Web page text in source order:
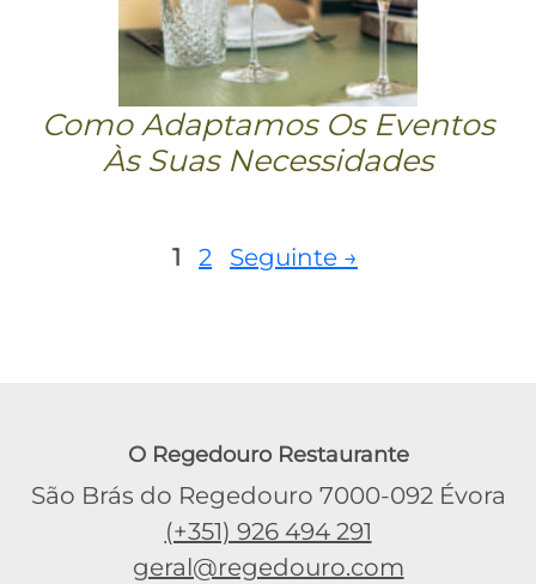
Como Adaptamos Os Eventos
Às Suas Necessidades
Página
1 Página
2 Seguinte →
O Regedouro Restaurante
São Brás do Regedouro 7000-092 Évora
(+351) 926 494 291
geral@regedouro.com